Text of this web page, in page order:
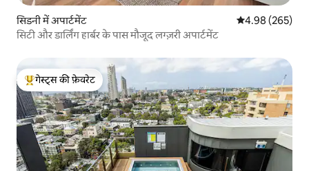
सिडनी में अपार्टमेंट औसत रेटिंग 5 में से
4.98 (265)
सिटी और डार्लिंग हार्बर के पास मौजूद लग्ज़री अपार्टमेंट
गेस्ट्स का टॉप फ़ेवरेट
गेस्ट्स की फ़ेवरेट